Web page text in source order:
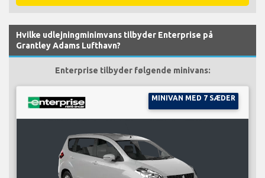
Hvilke udlejningminimvans tilbyder Enterprise på
Grantley Adams Lufthavn?
Enterprise tilbyder følgende minivans:
MINIVAN MED 7 SÆDER